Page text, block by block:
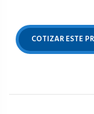
COTIZAR ESTE